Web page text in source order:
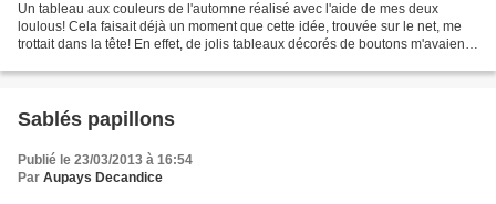
Un tableau aux couleurs de l'automne réalisé avec l'aide de mes deux
loulous! Cela faisait déjà un moment que cette idée, trouvée sur le net, me
trottait dans la tête! En effet, de jolis tableaux décorés de boutons m'avaient
Sablés papillons
Publié le 23/03/2013 à 16:54
Par Aupays Decandice